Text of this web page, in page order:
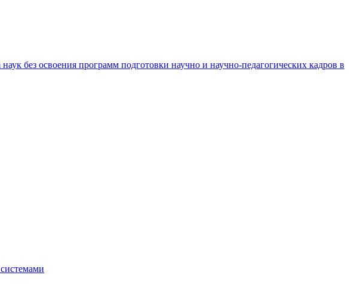
без освоения программ подготовки научно и научно-педагогических кадров в